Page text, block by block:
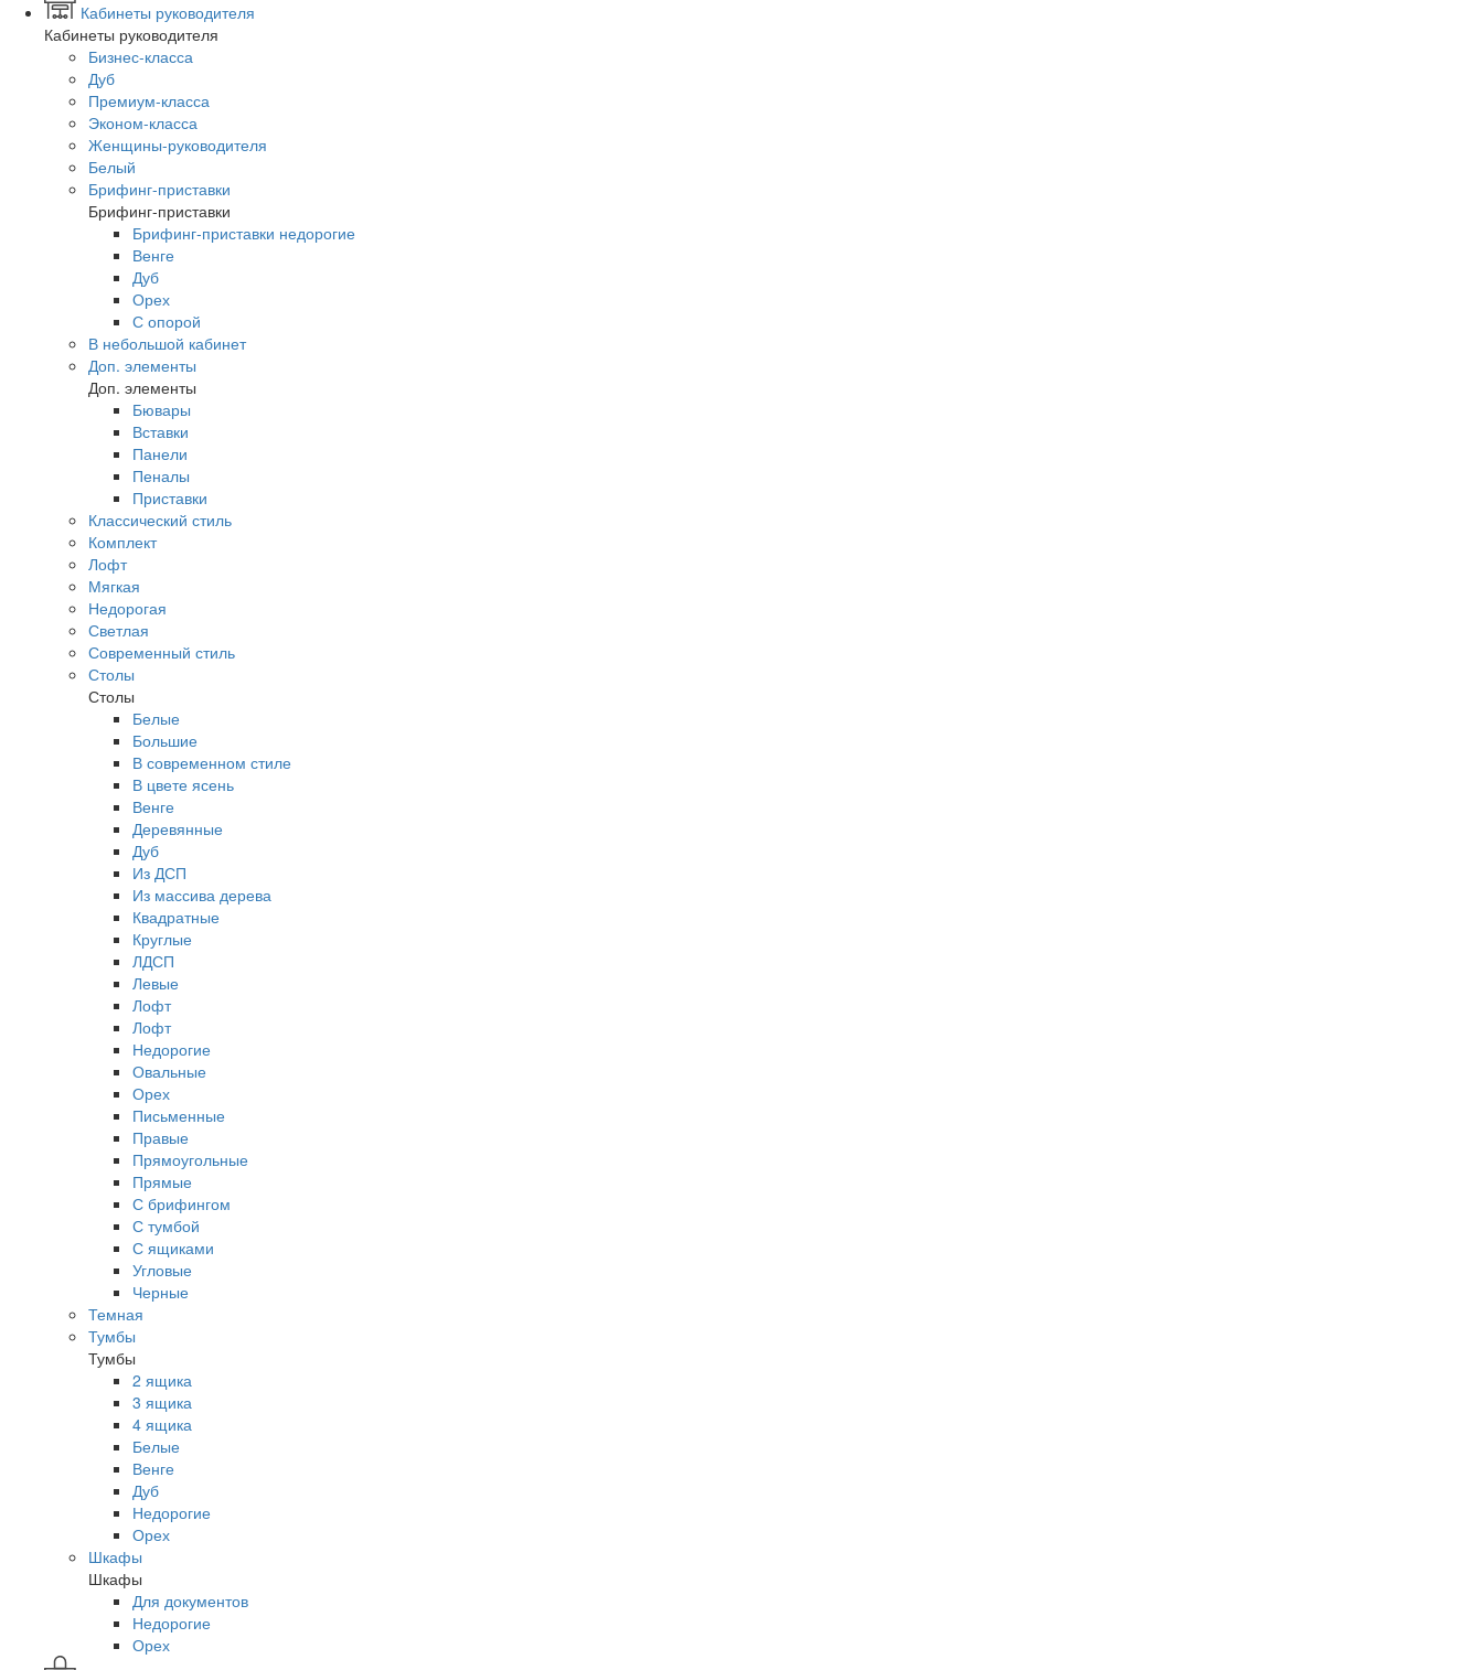
Кабинеты руководителя
Кабинеты руководителя
Бизнес-класса
Дуб
Премиум-класса
Эконом-класса
Женщины-руководителя
Белый
Брифинг-приставки
Брифинг-приставки
Брифинг-приставки недорогие
Венге
Дуб
Орех
С опорой
В небольшой кабинет
Доп. элементы
Доп. элементы
Бювары
Вставки
Панели
Пеналы
Приставки
Классический стиль
Комплект
Лофт
Мягкая
Недорогая
Светлая
Современный стиль
Столы
Столы
Белые
Большие
В современном стиле
В цвете ясень
Венге
Деревянные
Дуб
Из ДСП
Из массива дерева
Квадратные
Круглые
ЛДСП
Левые
Лофт
Лофт
Недорогие
Овальные
Орех
Письменные
Правые
Прямоугольные
Прямые
С брифингом
С тумбой
С ящиками
Угловые
Черные
Темная
Тумбы
Тумбы
2 ящика
3 ящика
4 ящика
Белые
Венге
Дуб
Недорогие
Орех
Шкафы
Шкафы
Для документов
Недорогие
Орех